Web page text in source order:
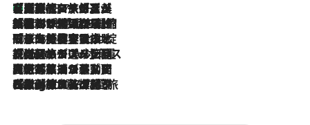
2026.8.7
【厳選旅コスメ】「多機能アイテムがメイン！」旅好き美容エディターが選んだ夏旅ベストコスメを発表【Mサイズジップ】
2026.8.6
「荷物が増えるほど旅ストレスは増す」美容ジャーナリストがたどり着いた最終結論。“化粧品を劇的に減らす”感動の凝縮美容とは
2026.8.6
「旅先には金髪ウィッグを持参」日本と同じメイクでは損してる!? 美容ジャーナリストが提案する“掟破りの旅美容”とは
2026.8.6
【厳選旅コスメ】「身軽さ＆UV対策重視！」ヘアアーティストshucoが選んだ夏旅ベストコスメを発表【Mサイズジップ】
2026.8.5
【厳選旅コスメ】国内をあちこち移動する河井菜摘が選んだ夏旅ベストコスメ発表！「リラックスアイテムはマスト」【Mサイズジップ】
2026.8.4
【厳選旅コスメ】「紫外線＆乾燥対策しながらメイク感も！」ヘア＆メイクGeorgeが選んだ夏旅ベストコスメを発表！【Mサイズジップ】